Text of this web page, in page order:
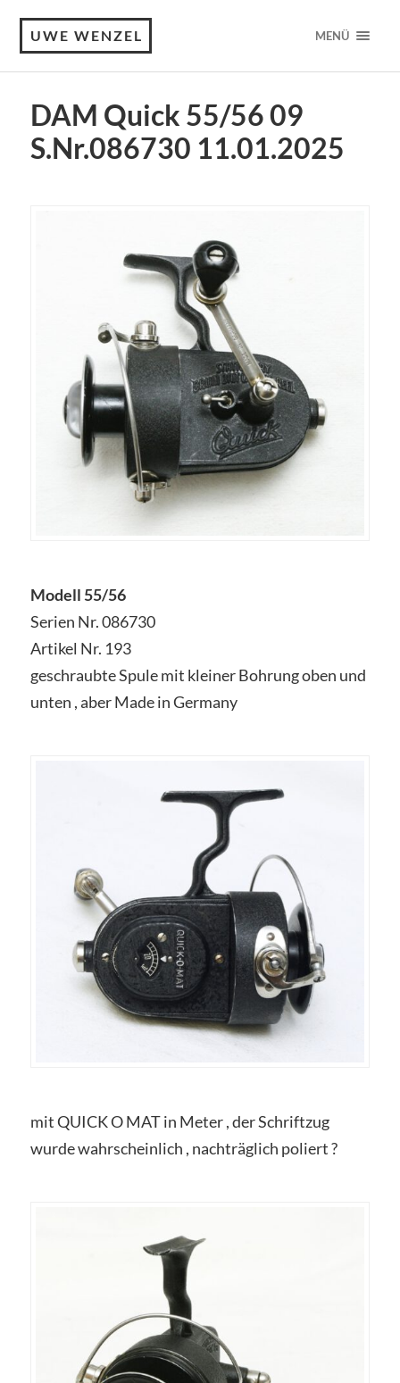
UWE WENZEL MENÜ
DAM Quick 55/56 09
S.Nr.086730 11.01.2025
Modell 55/56
Serien Nr. 086730
Artikel Nr. 193
geschraubte Spule mit kleiner Bohrung oben und
unten , aber Made in Germany
mit QUICK O MAT in Meter , der Schriftzug
wurde wahrscheinlich , nachträglich poliert ?